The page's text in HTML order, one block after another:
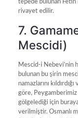
tepede bulunan Fetih
rivayet edilir.
7.
Mescidi)
Mescid-i Nebevi’nin
bulunan bu şirin
namazlarını
göre,
gölgelediği için
verilmiştir. Osmanlı